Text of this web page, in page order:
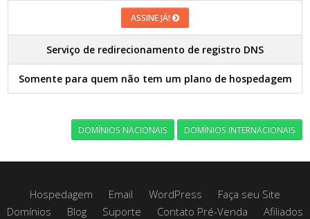
ASSINE JÁ!
Serviço de redirecionamento de registro DNS
Somente para quem não tem um plano de hospedagem
DOMÍNIOS NACIONAIS DOMÍNIOS INTERNACIONAIS
Hospedagem Email WordPress
Faça seu Site
Domínios
Blog Suporte Contato Pré-Venda
Afiliados